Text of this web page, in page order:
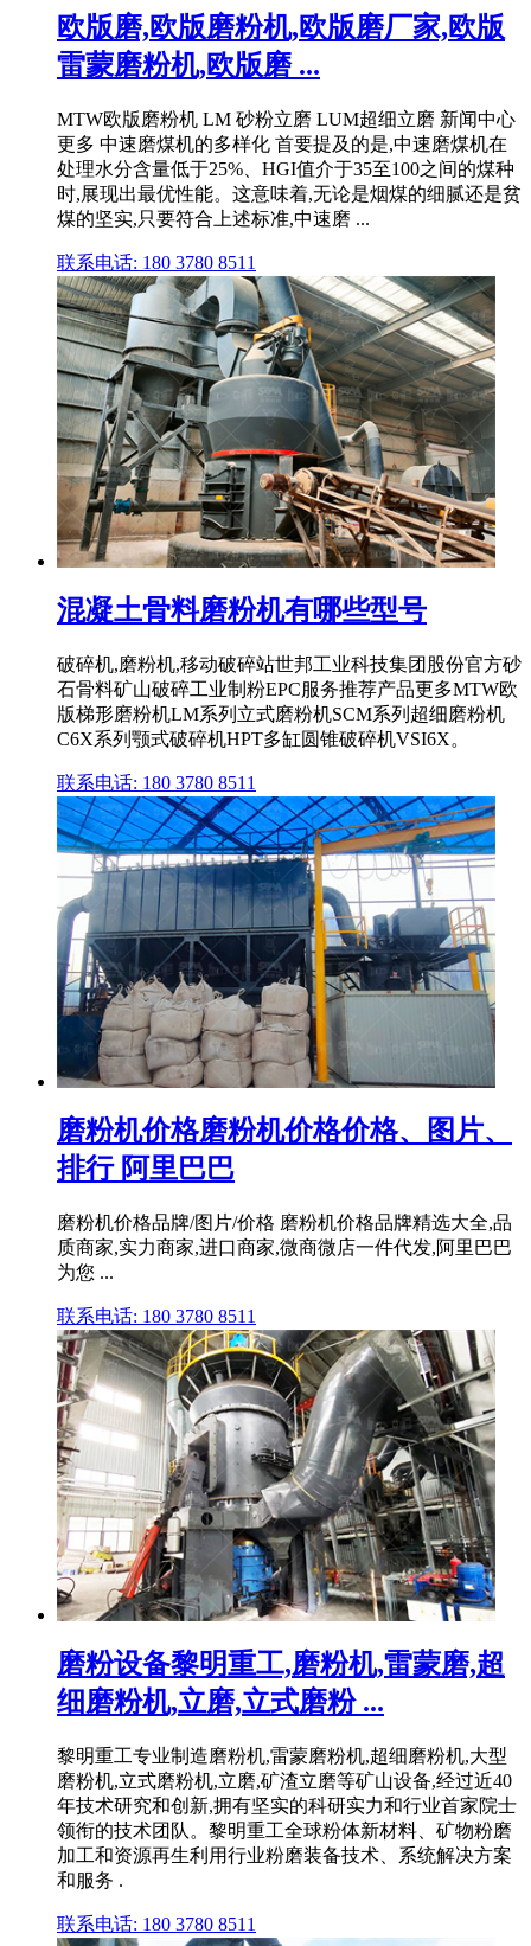
欧版磨,欧版磨粉机,欧版磨厂家,欧版
雷蒙磨粉机,欧版磨 ...
MTW欧版磨粉机 LM 砂粉立磨 LUM超细立磨 新闻中心
更多 中速磨煤机的多样化 首要提及的是,中速磨煤机在
处理水分含量低于25%、HGI值介于35至100之间的煤种
时,展现出最优性能。这意味着,无论是烟煤的细腻还是贫
煤的坚实,只要符合上述标准,中速磨 ...
联系电话: 180 3780 8511
混凝土骨料磨粉机有哪些型号
破碎机,磨粉机,移动破碎站世邦工业科技集团股份官方砂
石骨料矿山破碎工业制粉EPC服务推荐产品更多MTW欧
版梯形磨粉机LM系列立式磨粉机SCM系列超细磨粉机
C6X系列颚式破碎机HPT多缸圆锥破碎机VSI6X。
联系电话: 180 3780 8511
磨粉机价格磨粉机价格价格、图片、
排行 阿里巴巴
磨粉机价格品牌/图片/价格 磨粉机价格品牌精选大全,品
质商家,实力商家,进口商家,微商微店一件代发,阿里巴巴
为您 ...
联系电话: 180 3780 8511
磨粉设备黎明重工,磨粉机,雷蒙磨,超
细磨粉机,立磨,立式磨粉 ...
黎明重工专业制造磨粉机,雷蒙磨粉机,超细磨粉机,大型
磨粉机,立式磨粉机,立磨,矿渣立磨等矿山设备,经过近40
年技术研究和创新,拥有坚实的科研实力和行业首家院士
领衔的技术团队。黎明重工全球粉体新材料、矿物粉磨
加工和资源再生利用行业粉磨装备技术、系统解决方案
和服务 .
联系电话: 180 3780 8511